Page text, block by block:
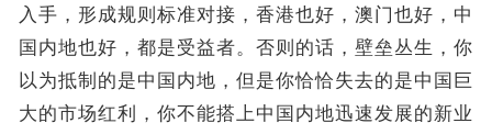
入手，形成规则标准对接，香港也好，澳门也好，中
国内地也好，都是受益者。否则的话，壁垒丛生，你
以为抵制的是中国内地，但是你恰恰失去的是中国巨
大的市场红利，你不能搭上中国内地迅速发展的新业